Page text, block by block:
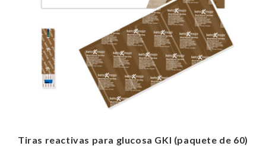
Tiras reactivas para glucosa GKI (paquete de 60)